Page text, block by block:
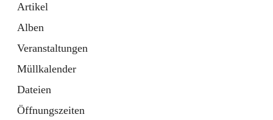
Artikel
Alben
Veranstaltungen
Müllkalender
Dateien
Öffnungszeiten
Gemeindeservice